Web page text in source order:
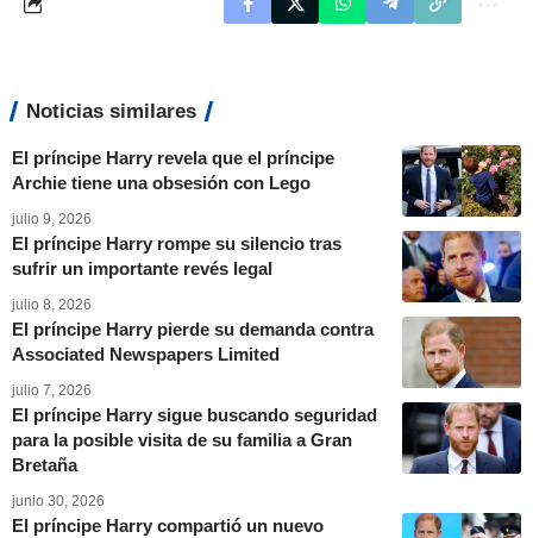
Noticias similares
El príncipe Harry revela que el príncipe
Archie tiene una obsesión con Lego
julio 9, 2026
El príncipe Harry rompe su silencio tras
sufrir un importante revés legal
julio 8, 2026
El príncipe Harry pierde su demanda contra
Associated Newspapers Limited
julio 7, 2026
El príncipe Harry sigue buscando seguridad
para la posible visita de su familia a Gran
Bretaña
junio 30, 2026
El príncipe Harry compartió un nuevo